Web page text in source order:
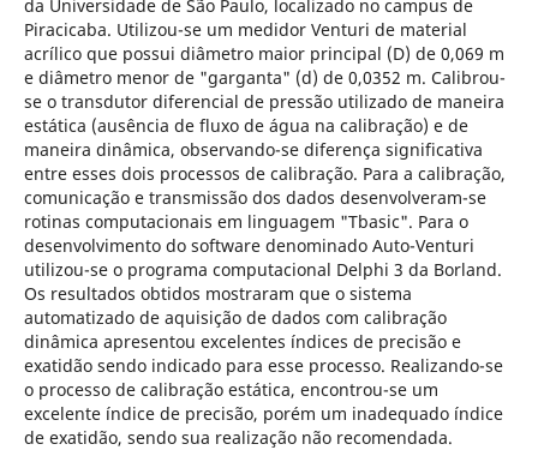
da Universidade de São Paulo, localizado no campus de
Piracicaba. Utilizou-se um medidor Venturi de material
acrílico que possui diâmetro maior principal (D) de 0,069 m
e diâmetro menor de "garganta" (d) de 0,0352 m. Calibrou-
se o transdutor diferencial de pressão utilizado de maneira
estática (ausência de fluxo de água na calibração) e de
maneira dinâmica, observando-se diferença significativa
entre esses dois processos de calibração. Para a calibração,
comunicação e transmissão dos dados desenvolveram-se
rotinas computacionais em linguagem "Tbasic". Para o
desenvolvimento do software denominado Auto-Venturi
utilizou-se o programa computacional Delphi 3 da Borland.
Os resultados obtidos mostraram que o sistema
automatizado de aquisição de dados com calibração
dinâmica apresentou excelentes índices de precisão e
exatidão sendo indicado para esse processo. Realizando-se
o processo de calibração estática, encontrou-se um
excelente índice de precisão, porém um inadequado índice
de exatidão, sendo sua realização não recomendada.